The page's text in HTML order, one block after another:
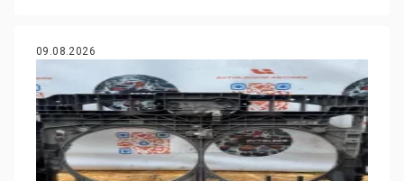
09.08.2026